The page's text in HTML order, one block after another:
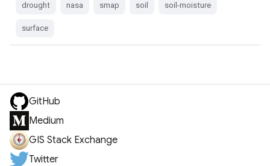
drought nasa smap soil soil-moisture
surface
GitHub
Medium
GIS Stack Exchange
Twitter